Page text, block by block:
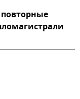
повторные